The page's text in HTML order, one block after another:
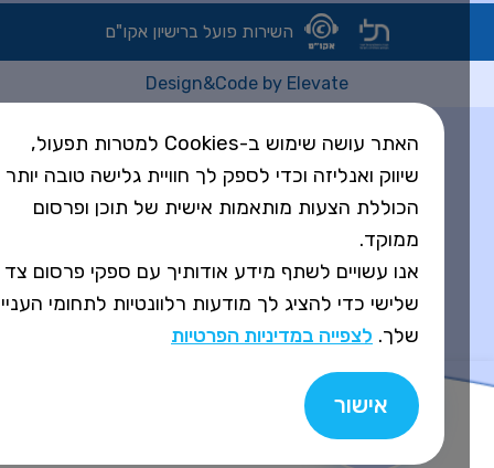
השירות פועל ברישיון אקו"ם
Design&Code by Elevate
האתר עושה שימוש ב-Cookies למטרות תפעול,
שיווק ואנליזה וכדי לספק לך חוויית גלישה טובה יותר
הכוללת הצעות מותאמות אישית של תוכן ופרסום
ממוקד.
אנו עשויים לשתף מידע אודותיך עם ספקי פרסום צד
שלישי כדי להציג לך מודעות רלוונטיות לתחומי העניין
שלך.לצפייה במדיניות הפרטיות
אישור